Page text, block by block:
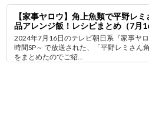
【家事ヤロウ】角上魚類で平野レ
品アレンジ飯！レシピまとめ（7月
2024年7月16日のテレビ朝日系『家事ヤ
時間SP～ で放送された、「平野レミさん
をまとめたのでご紹...